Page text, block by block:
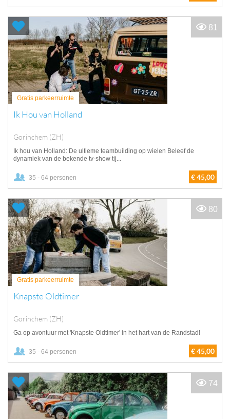
Gratis parkeerruimte
Ik Hou van Holland
Gorinchem (ZH)
Ik hou van Holland: De ultieme teambuilding op wielen Beleef de
dynamiek van de bekende tv-show tij...
35 - 64 personen € 45,00
81
Gratis parkeerruimte
Knapste Oldtimer
Gorinchem (ZH)
Ga op avontuur met 'Knapste Oldtimer' in het hart van de Randstad!
35 - 64 personen € 45,00
80
74